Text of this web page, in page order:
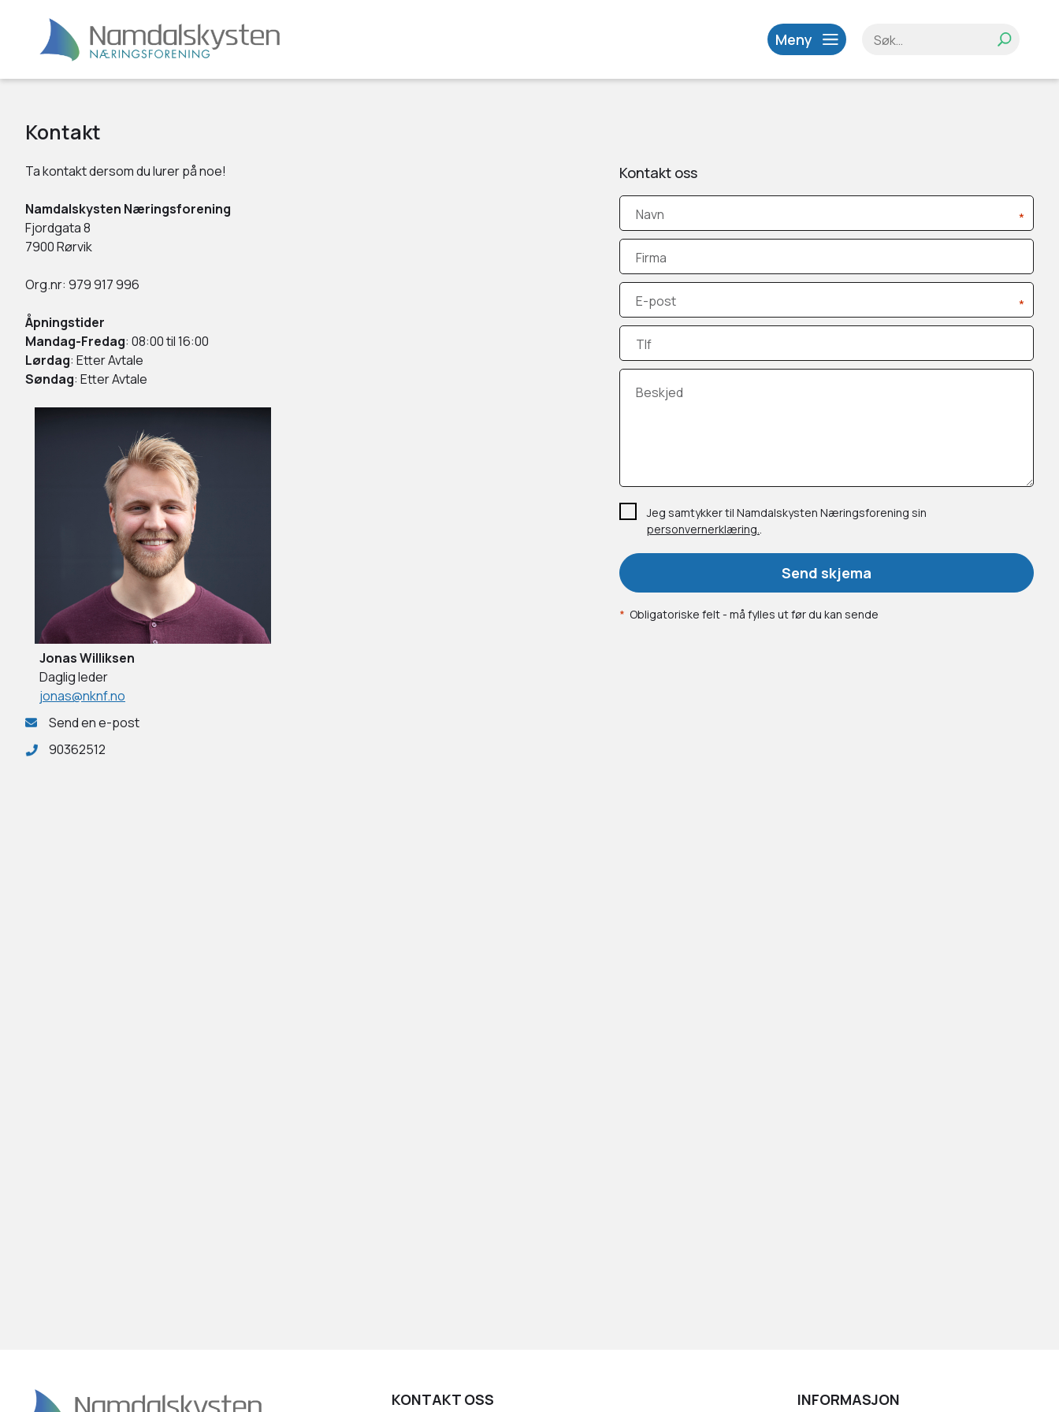
Meny
Kontakt
Ta kontakt dersom du lurer på noe!
Namdalskysten Næringsforening
Fjordgata 8
7900 Rørvik
Org.nr: 979 917 996
Åpningstider
Mandag-Fredag: 08:00 til 16:00
Lørdag: Etter Avtale
Søndag: Etter Avtale
Jonas Williksen
Daglig leder
jonas@nknf.no
Send en e-post
90362512
Kontakt oss
Navn *
Firma
E-post *
Tlf
Beskjed
Jeg samtykker til Namdalskysten Næringsforening sin
personvernerklæring..
Send skjema
* Obligatoriske felt - må fylles ut før du kan sende
KONTAKT OSS INFORMASJON